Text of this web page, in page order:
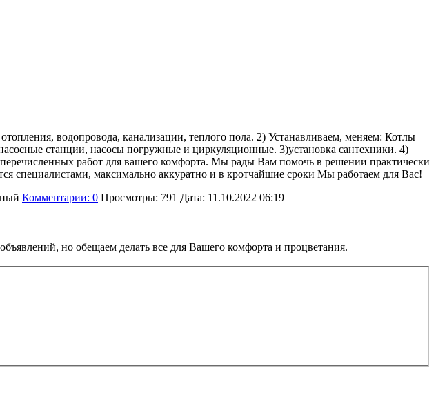
водопровода, канализации, теплого пола. 2) Устанавливаем, меняем: Котлы
станции, насосы погружные и циркуляционные. 3)установка сантехники. 4)
работ для вашего комфорта. Мы рады Вам помочь в решении практически
специалистами, максимально аккуратно и в кротчайшие сроки Мы работаем для Вас!
Комментарии: 0 Просмотры: 791 Дата: 11.10.2022 06:19
но обещаем делать все для Вашего комфорта и процветания.